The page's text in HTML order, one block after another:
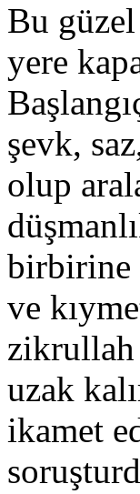
Bu
yere
şevk,
olup
birbirine
ve
zikrullah
uzak
ikamet